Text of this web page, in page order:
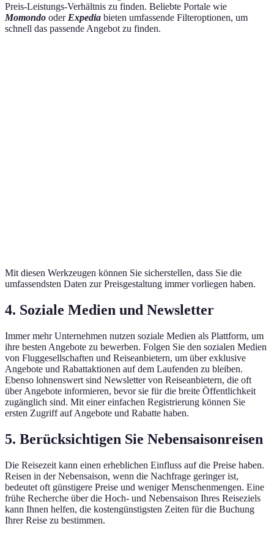
Preis-Leistungs-Verhältnis zu finden. Beliebte Portale wie
Momondo oderExpedia bieten umfassende Filteroptionen, um
schnell das passende Angebot zu finden.
Mit diesen Werkzeugen können Sie sicherstellen, dass Sie die
umfassendsten Daten zur Preisgestaltung immer vorliegen haben.
4. Soziale Medien und Newsletter
Immer mehr Unternehmen nutzen soziale Medien als Plattform, um
ihre besten Angebote zu bewerben. Folgen Sie den sozialen Medien
von Fluggesellschaften und Reiseanbietern, um über exklusive
Angebote und Rabattaktionen auf dem Laufenden zu bleiben.
Ebenso lohnenswert sind Newsletter von Reiseanbietern, die oft
über Angebote informieren, bevor sie für die breite Öffentlichkeit
zugänglich sind. Mit einer einfachen Registrierung können Sie
ersten Zugriff auf Angebote und Rabatte haben.
5. Berücksichtigen Sie Nebensaisonreisen
Die Reisezeit kann einen erheblichen Einfluss auf die Preise haben.
Reisen in der Nebensaison, wenn die Nachfrage geringer ist,
bedeutet oft günstigere Preise und weniger Menschenmengen. Eine
frühe Recherche über die Hoch- und Nebensaison Ihres Reiseziels
kann Ihnen helfen, die kostengünstigsten Zeiten für die Buchung
Ihrer Reise zu bestimmen.